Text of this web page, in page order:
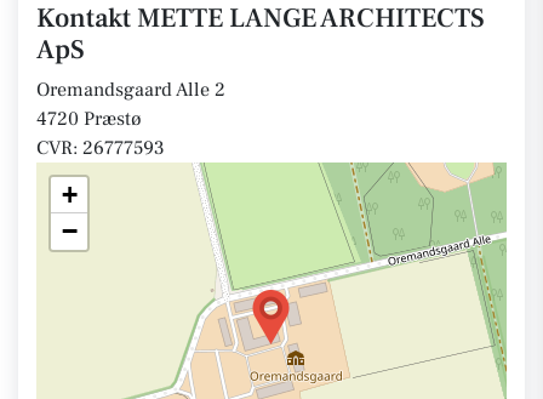
Kontakt METTE LANGE ARCHITECTS
ApS
Oremandsgaard Alle 2
4720 Præstø
CVR: 26777593
+
−